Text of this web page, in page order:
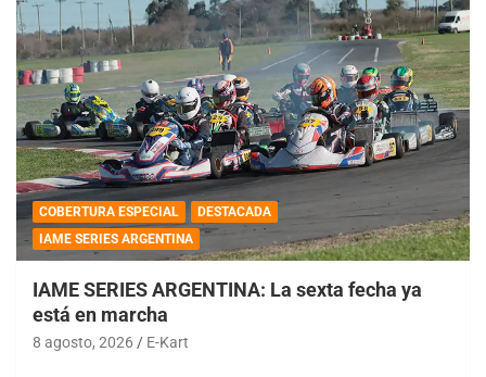
COBERTURA ESPECIAL
DESTACADA
IAME SERIES ARGENTINA
IAME SERIES ARGENTINA: La sexta fecha ya
está en marcha
8 agosto, 2026 E-Kart